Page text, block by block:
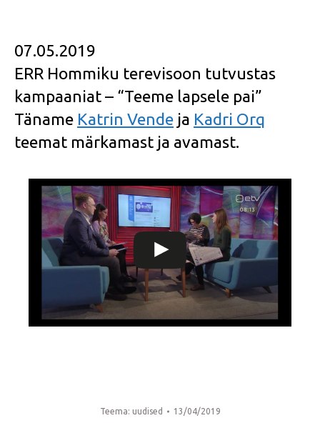
07.05.2019
ERR Hommiku terevisoon tutvustas
kampaaniat – “Teeme lapsele pai”
Täname Katrin Vende ja Kadri Orq
teemat märkamast ja avamast.
Teema: uudised 13/04/2019